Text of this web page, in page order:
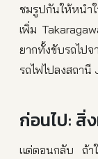
ชมรูปกันให้หนำ
เพิ่ม
ยากทั้งขับรถไปจ
รถไฟไปลงสถานี
ก่อนไป: สิ่
แต่ตอนกลับ ถ้าใ